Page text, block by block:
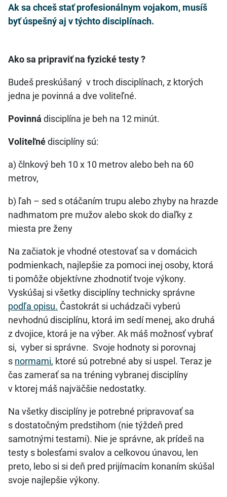
Ak sa chceš stať profesionálnym vojakom, musíš
byť úspešný aj v týchto disciplínach.
Ako sa pripraviť na fyzické testy ?
Budeš preskúšaný v troch disciplínach, z ktorých
jedna je povinná a dve voliteľné.
Povinná disciplína je beh na 12 minút.
Voliteľnédisciplíny sú:
a) člnkový beh 10 x 10 metrov alebo beh na 60
metrov,
b) ľah – sed s otáčaním trupu alebo zhyby na hrazde
nadhmatom pre mužov alebo skok do diaľky z
miesta pre ženy
Na začiatok je vhodné otestovať sa v domácich
podmienkach, najlepšie za pomoci inej osoby, ktorá
ti pomôže objektívne zhodnotiť tvoje výkony.
Vyskúšaj si všetky disciplíny technicky správne
podľa opisu. Častokrát si uchádzači vyberú
nevhodnú disciplínu, ktorá im sedí menej, ako druhá
z dvojice, ktorá je na výber. Ak máš možnosť vybrať
si, vyber si správne. Svoje hodnoty si porovnaj
s normami, ktoré sú potrebné aby si uspel. Teraz je
čas zamerať sa na tréning vybranej disciplíny
v ktorej máš najväčšie nedostatky.
Na všetky disciplíny je potrebné pripravovať sa
s dostatočným predstihom (nie týždeň pred
samotnými testami). Nie je správne, ak prídeš na
testy s bolesťami svalov a celkovou únavou, len
preto, lebo si si deň pred prijímacím konaním skúšal
svoje najlepšie výkony.